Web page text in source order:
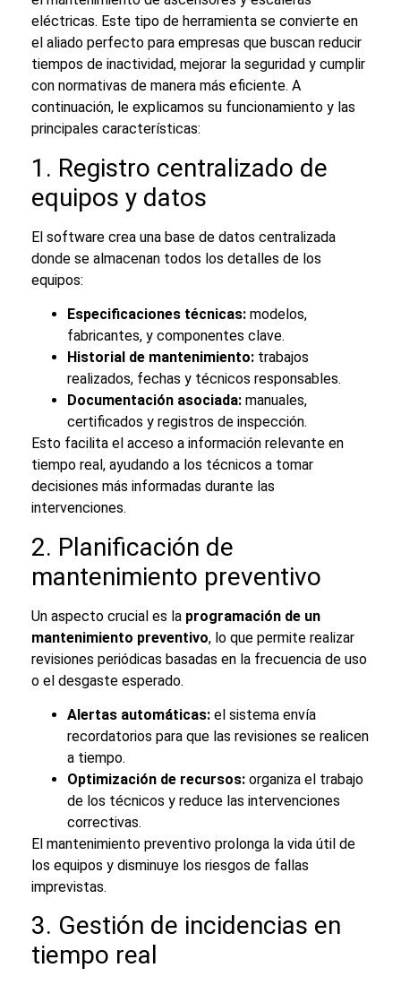
eléctricas. Este tipo de herramienta se convierte en
el aliado perfecto para empresas que buscan reducir
tiempos de inactividad, mejorar la seguridad y cumplir
con normativas de manera más eficiente. A
continuación, le explicamos su funcionamiento y las
principales características:
1. Registro centralizado de
equipos y datos
El software crea una base de datos centralizada
donde se almacenan todos los detalles de los
equipos:
Especificaciones técnicas: modelos,
fabricantes, y componentes clave.
Historial de mantenimiento: trabajos
realizados, fechas y técnicos responsables.
Documentación asociada: manuales,
certificados y registros de inspección.
Esto facilita el acceso a información relevante en
tiempo real, ayudando a los técnicos a tomar
decisiones más informadas durante las
intervenciones.
2. Planificación de
mantenimiento preventivo
Un aspecto crucial es la programación de un
mantenimiento preventivo, lo que permite realizar
revisiones periódicas basadas en la frecuencia de uso
o el desgaste esperado.
Alertas automáticas: el sistema envía
recordatorios para que las revisiones se realicen
a tiempo.
Optimización de recursos: organiza el trabajo
de los técnicos y reduce las intervenciones
correctivas.
El mantenimiento preventivo prolonga la vida útil de
los equipos y disminuye los riesgos de fallas
imprevistas.
3. Gestión de incidencias en
tiempo real